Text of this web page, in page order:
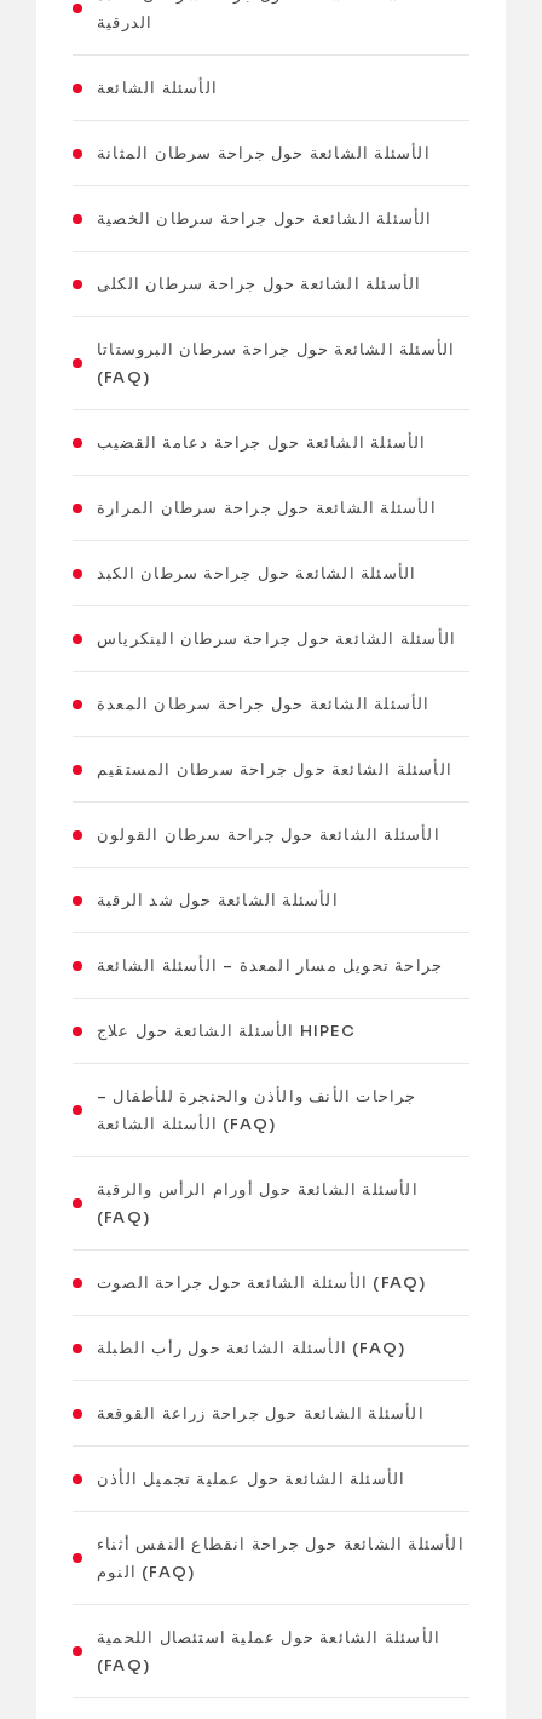
الدرقية
الأسئلة الشائعة
الأسئلة الشائعة حول جراحة سرطان المثانة
الأسئلة الشائعة حول جراحة سرطان الخصية
الأسئلة الشائعة حول جراحة سرطان الكلى
الأسئلة الشائعة حول جراحة سرطان البروستاتا
(FAQ)
الأسئلة الشائعة حول جراحة دعامة القضيب
الأسئلة الشائعة حول جراحة سرطان المرارة
الأسئلة الشائعة حول جراحة سرطان الكبد
الأسئلة الشائعة حول جراحة سرطان البنكرياس
الأسئلة الشائعة حول جراحة سرطان المعدة
الأسئلة الشائعة حول جراحة سرطان المستقيم
الأسئلة الشائعة حول جراحة سرطان القولون
الأسئلة الشائعة حول شد الرقبة
جراحة تحويل مسار المعدة – الأسئلة الشائعة
الأسئلة الشائعة حول علاج HIPEC
جراحات الأنف والأذن والحنجرة للأطفال –
الأسئلة الشائعة (FAQ)
الأسئلة الشائعة حول أورام الرأس والرقبة
(FAQ)
الأسئلة الشائعة حول جراحة الصوت (FAQ)
الأسئلة الشائعة حول رأب الطبلة (FAQ)
الأسئلة الشائعة حول جراحة زراعة القوقعة
الأسئلة الشائعة حول عملية تجميل الأذن
الأسئلة الشائعة حول جراحة انقطاع النفس أثناء
النوم (FAQ)
الأسئلة الشائعة حول عملية استئصال اللحمية
(FAQ)